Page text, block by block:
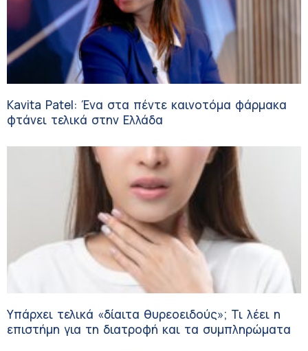
Kavita Patel: Ένα στα πέντε καινοτόμα φάρμακα
φτάνει τελικά στην Ελλάδα
Υπάρχει τελικά «δίαιτα θυρεοειδούς»; Τι λέει η
επιστήμη για τη διατροφή και τα συμπληρώματα